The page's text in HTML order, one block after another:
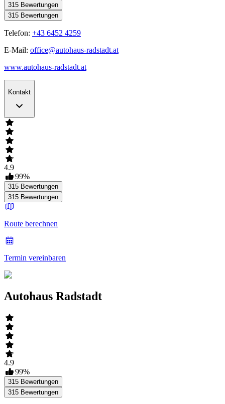
315 Bewertungen
315 Bewertungen
Telefon: +43 6452 4259
E-Mail: office@autohaus-radstadt.at
www.autohaus-radstadt.at
Kontakt
4.9
99%
315 Bewertungen
315 Bewertungen
Route berechnen
Termin vereinbaren
Autohaus Radstadt
4.9
99%
315 Bewertungen
315 Bewertungen